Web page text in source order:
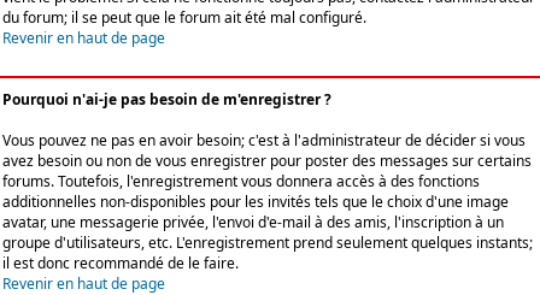
du forum; il se peut que le forum ait été mal configuré.
Revenir en haut de page
Pourquoi n'ai-je pas besoin de m'enregistrer ?
Vous pouvez ne pas en avoir besoin; c'est à l'administrateur de décider si vous
avez besoin ou non de vous enregistrer pour poster des messages sur certains
forums. Toutefois, l'enregistrement vous donnera accès à des fonctions
additionnelles non-disponibles pour les invités tels que le choix d'une image
avatar, une messagerie privée, l'envoi d'e-mail à des amis, l'inscription à un
groupe d'utilisateurs, etc. L'enregistrement prend seulement quelques instants;
il est donc recommandé de le faire.
Revenir en haut de page